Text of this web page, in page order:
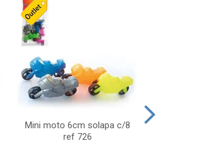
Mini moto 6cm solapa c/8
ref 726